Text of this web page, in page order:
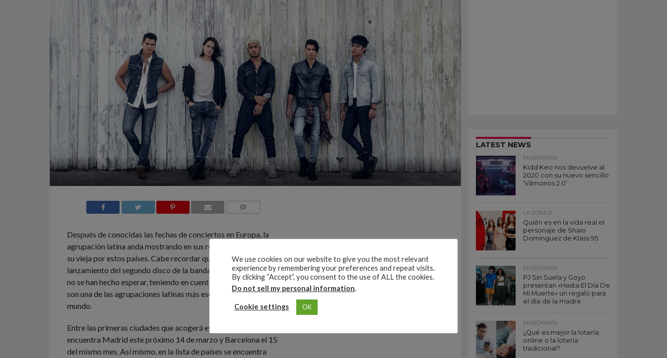
Después de conocidas las fechas de conciertos en Europa, la
agrupación latina anda mostrando en sus redes lo que ha sido
su vieja por estos países. Cabe recordar que luego del
lanzamiento del segundo disco de la banda las buenas noticias
no se han hecho esperar, teniendo en cuenta, que actualmente
son una de las agrupaciones latinas más escuchadas en el
mundo.
Entre las primeras ciudades que acogerá este World Tour se
encuentra Madrid este próximo 14 de marzo y Barcelona el 15
del mismo mes. Así mismo, en la lista de países se encuentra
LATEST NEWS
MUSICMANÍA
Kidd Keo nos devuelve al
2020 con su nuevo sencillo
‘Vámonos 2.0’
LA ZONA D
Quién es en la vida real el
personaje de Shaio
Dominguez de Klass 95
MUSICMANÍA
PJ Sin Suela y Goyo
presentan «Hasta El Día De
Mi Muerte» un regalo para
el día de la madre
MUSICMANÍA
¿Qué es mejor la lotería
online o la lotería
tradicional?
We use cookies on our website to give you the most relevant
experience by remembering your preferences and repeat visits.
By clicking “Accept”, you consent to the use of ALL the cookies.
Do not sell my personal information.
Cookie settings OK